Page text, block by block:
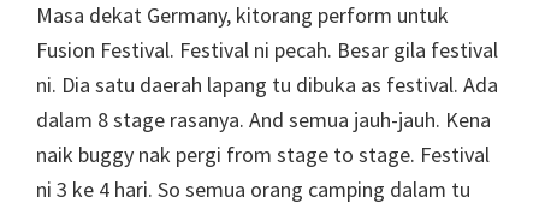
Masa dekat Germany, kitorang perform untuk
Fusion Festival. Festival ni pecah. Besar gila festival
ni. Dia satu daerah lapang tu dibuka as festival. Ada
dalam 8 stage rasanya. And semua jauh-jauh. Kena
naik buggy nak pergi from stage to stage. Festival
ni 3 ke 4 hari. So semua orang camping dalam tu